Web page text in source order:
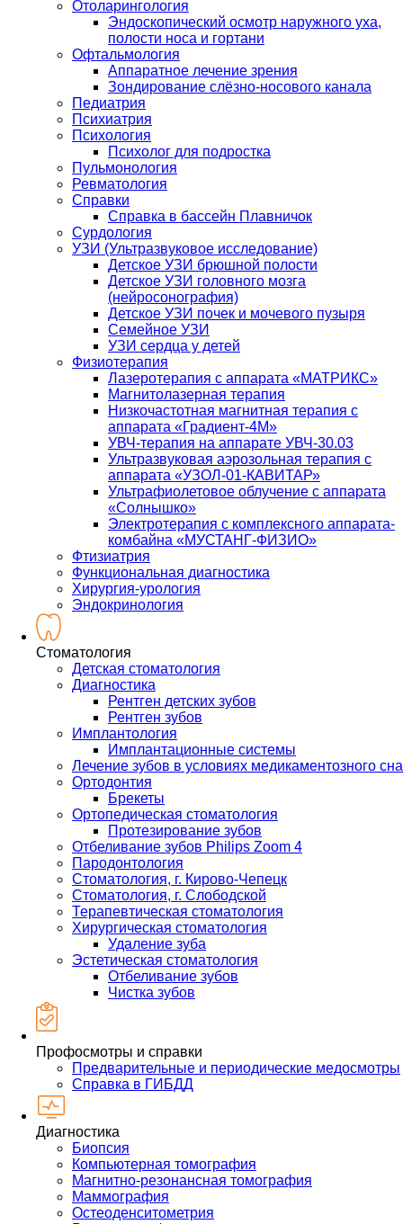
Отоларингология
Эндоскопический осмотр наружного уха,
полости носа и гортани
Офтальмология
Аппаратное лечение зрения
Зондирование слёзно-носового канала
Педиатрия
Психиатрия
Психология
Психолог для подростка
Пульмонология
Ревматология
Справки
Справка в бассейн Плавничок
Сурдология
УЗИ (Ультразвуковое исследование)
Детское УЗИ брюшной полости
Детское УЗИ головного мозга
(нейросонография)
Детское УЗИ почек и мочевого пузыря
Семейное УЗИ
УЗИ сердца у детей
Физиотерапия
Лазеротерапия с аппарата «МАТРИКС»
Магнитолазерная терапия
Низкочастотная магнитная терапия с
аппарата «Градиент-4М»
УВЧ-терапия на аппарате УВЧ-30.03
Ультразвуковая аэрозольная терапия с
аппарата «УЗОЛ-01-КАВИТАР»
Ультрафиолетовое облучение с аппарата
«Солнышко»
Электротерапия с комплексного аппарата-
комбайна «МУСТАНГ-ФИЗИО»
Фтизиатрия
Функциональная диагностика
Хирургия-урология
Эндокринология
Стоматология
Детская стоматология
Диагностика
Рентген детских зубов
Рентген зубов
Имплантология
Имплантационные системы
Лечение зубов в условиях медикаментозного сна
Ортодонтия
Брекеты
Ортопедическая стоматология
Протезирование зубов
Отбеливание зубов Philips Zoom 4
Пародонтология
Стоматология, г. Кирово-Чепецк
Стоматология, г. Слободской
Терапевтическая стоматология
Хирургическая стоматология
Удаление зуба
Эстетическая стоматология
Отбеливание зубов
Чистка зубов
Профосмотры и справки
Предварительные и периодические медосмотры
Справка в ГИБДД
Диагностика
Биопсия
Компьютерная томография
Магнитно-резонансная томография
Маммография
Остеоденситометрия